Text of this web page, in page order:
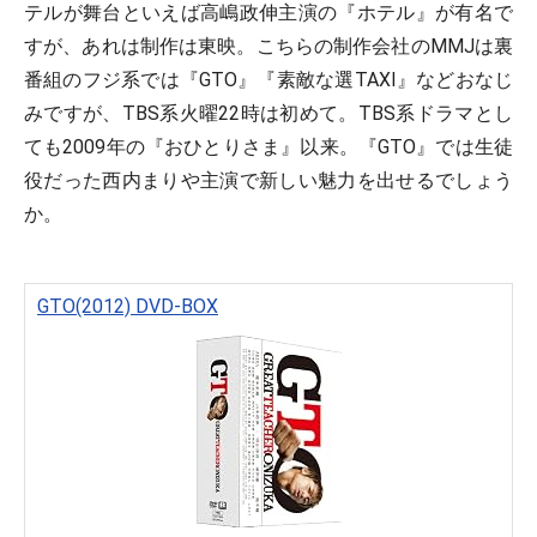
テルが舞台といえば高嶋政伸主演の『ホテル』が有名で
すが、あれは制作は東映。こちらの制作会社のMMJは裏
番組のフジ系では『GTO』『素敵な選TAXI』などおなじ
みですが、TBS系火曜22時は初めて。TBS系ドラマとし
ても2009年の『おひとりさま』以来。『GTO』では生徒
役だった西内まりや主演で新しい魅力を出せるでしょう
か。
GTO(2012) DVD-BOX